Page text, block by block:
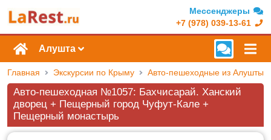
Мессенджеры
+7 (978) 039-13-61
Алушта
Главная Экскурсии по Крыму Авто-пешеходные из Алушты
Авто-пешеходная №1057: Бахчисарай. Ханский
дворец + Пещерный город Чуфут-Кале +
Пещерный монастырь